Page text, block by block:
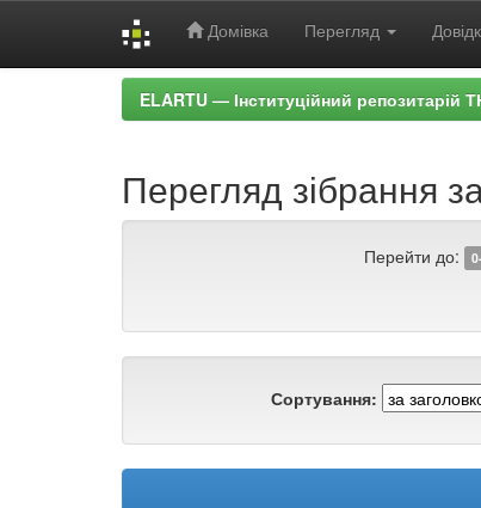
Домівка Перегляд
ELARTU — Інституційний репозитарій
Перегляд зібрання
Перейти до:
Сортування: